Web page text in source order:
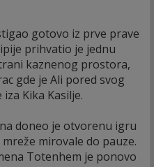
gotovo iz prve prave
prihvatio je jednu
kaznenog prostora,
gde je Ali pored svog
Kika Kasilje.
doneo je otvorenu igru
mirovale do pauze.
Totenhem je ponovo